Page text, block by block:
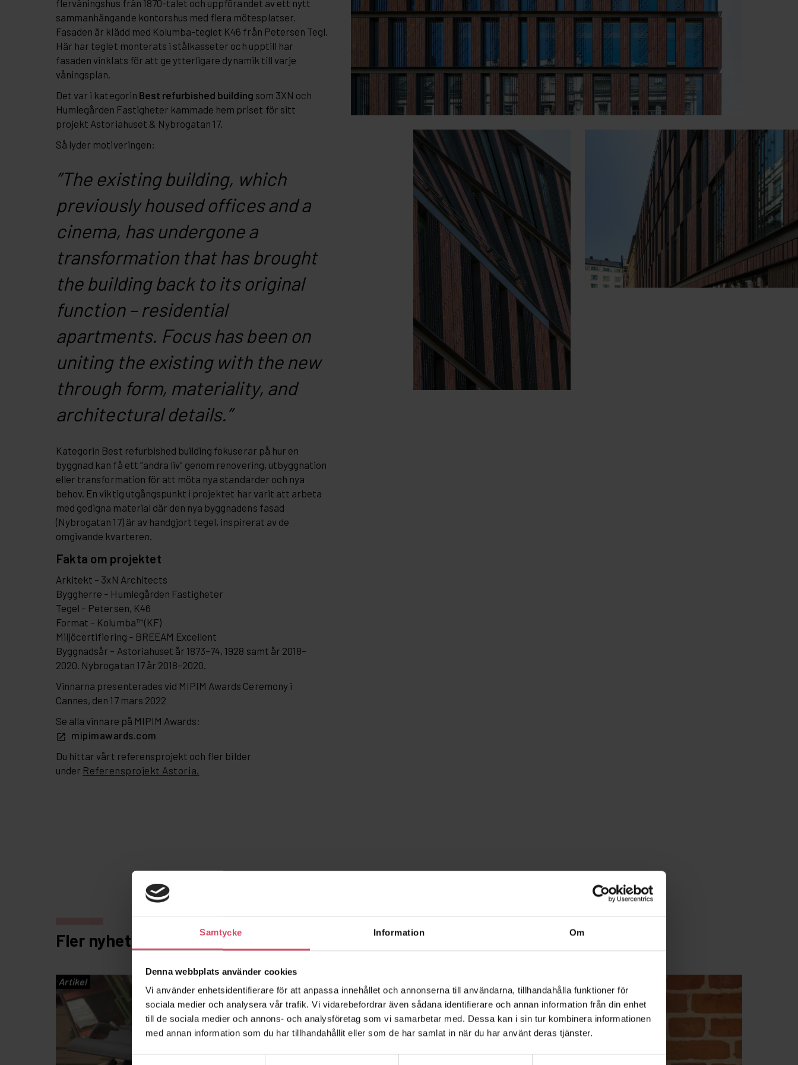
Samtycke Information Om
Denna webbplats använder cookies
Vi använder enhetsidentifierare för att anpassa innehållet och annonserna till användarna, tillhandahålla funktioner för
sociala medier och analysera vår trafik. Vi vidarebefordrar även sådana identifierare och annan information från din enhet
till de sociala medier och annons- och analysföretag som vi samarbetar med. Dessa kan i sin tur kombinera informationen
med annan information som du har tillhandahållit eller som de har samlat in när du har använt deras tjänster.
Samtyckesval
flervåningshus från 1870-talet och uppförandet av ett nytt
sammanhängande kontorshus med flera mötesplatser.
Fasaden är klädd med Kolumba-teglet K46 från Petersen Tegl.
Här har teglet monterats i stålkasseter och upptill har
fasaden vinklats för att ge ytterligare dynamik till varje
våningsplan.
Det var i kategorin Best refurbished building som 3XN och
Humlegården Fastigheter kammade hem priset för sitt
projekt Astoriahuset & Nybrogatan 17.
Så lyder motiveringen:
”The existing building, which
previously housed offices and a
cinema, has undergone a
transformation that has brought
the building back to its original
function – residential
apartments. Focus has been on
uniting the existing with the new
through form, materiality, and
architectural details.”
Kategorin Best refurbished building fokuserar på hur en
byggnad kan få ett ”andra liv” genom renovering, utbyggnation
eller transformation för att möta nya standarder och nya
behov. En viktig utgångspunkt i projektet har varit att arbeta
med gedigna material där den nya byggnadens fasad
(Nybrogatan 17) är av handgjort tegel, inspirerat av de
omgivande kvarteren.
Fakta om projektet
Arkitekt – 3xN Architects
Byggherre – Humlegården Fastigheter
Tegel – Petersen, K46
Format – Kolumba™ (KF)
Miljöcertifiering – BREEAM Excellent
Byggnadsår – Astoriahuset år 1873–74, 1928 samt år 2018–
2020. Nybrogatan 17 år 2018–2020.
Vinnarna presenterades vid MIPIM Awards Ceremony i
Cannes, den 17 mars 2022
Se alla vinnare på MIPIM Awards:
mipimawards.com
Du hittar vårt referensprojekt och fler bilder
under Referensprojekt Astoria.
Fler nyheter
Artikel